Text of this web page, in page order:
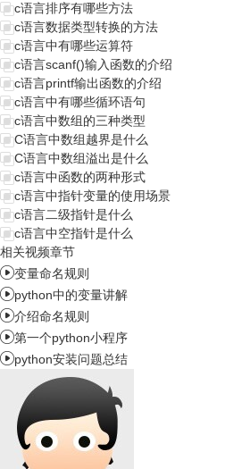
c语言排序有哪些方法
c语言数据类型转换的方法
c语言中有哪些运算符
c语言scanf()输入函数的介绍
c语言printf输出函数的介绍
c语言中有哪些循环语句
c语言中数组的三种类型
C语言中数组越界是什么
C语言中数组溢出是什么
c语言中函数的两种形式
c语言中指针变量的使用场景
c语言二级指针是什么
c语言中空指针是什么
相关视频章节
变量命名规则
python中的变量讲解
介绍命名规则
第一个python小程序
python安装问题总结